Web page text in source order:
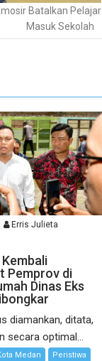
Batalkan Pelajar
Masuk Sekolah
Erris Julieta
Pemprov di
Dinas Eks
diamankan, ditata,
secara optimal...
Medan Peristiwa